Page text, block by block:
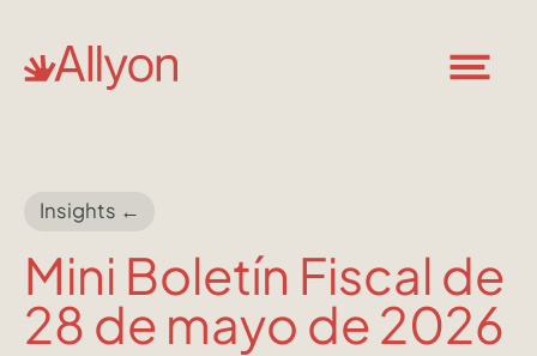
Insights ←
Mini Boletín Fiscal de
28 de mayo de 2026